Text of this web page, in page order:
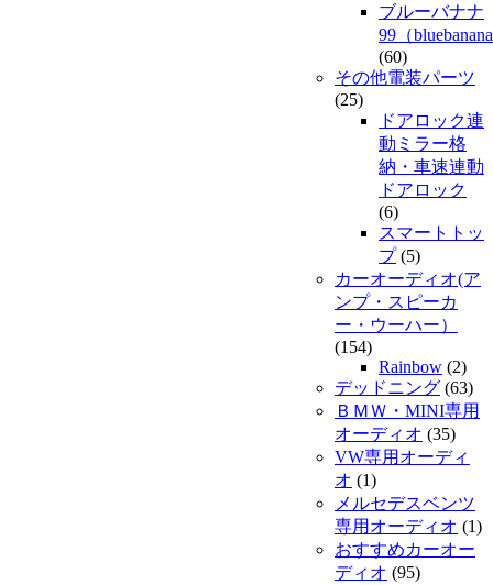
ブルーバナナ
99（
(60)
その他電装パーツ
(25)
ドアロック連
動ミラー格
納・車速連動
ドアロック
(6)
スマートトッ
プ(5)
カーオーディオ(ア
ンプ・スピーカ
ー・ウーハー）
(154)
Rainbow (2)
デッドニング (63)
ＢＭＷ・MINI専用
オーディオ (35)
VW専用オーディ
オ (1)
メルセデスベンツ
専用オーディオ (1)
おすすめカーオー
ディオ (95)